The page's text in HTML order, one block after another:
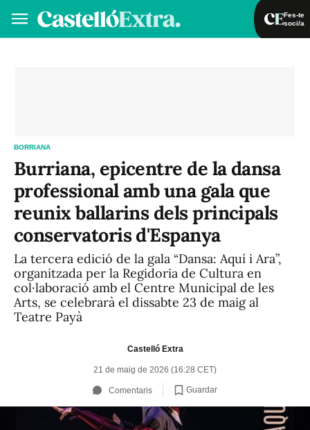
Fes-te
soci/a
BORRIANA
Burriana, epicentre de la dansa
professional amb una gala que
reunix ballarins dels principals
conservatoris d'Espanya
La tercera edició de la gala “Dansa: Aquí i Ara”,
organitzada per la Regidoria de Cultura en
col·laboració amb el Centre Municipal de les
Arts, se celebrarà el dissabte 23 de maig al
Teatre Payà
Castelló Extra
21 de maig de 2026 (16:28 CET)
Comentaris Guardar